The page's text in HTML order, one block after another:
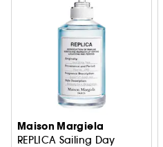
Maison Margiela
REPLICA Sailing Day